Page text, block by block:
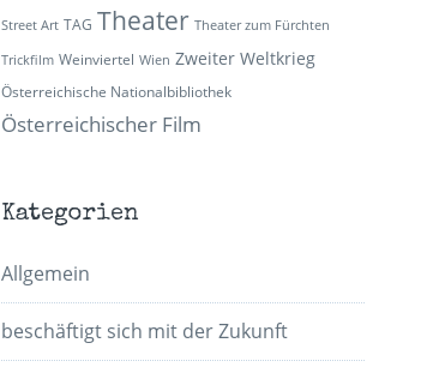
Street Art TAG Theater Theater zum Fürchten
Trickfilm Weinviertel Wien Zweiter Weltkrieg
Österreichische Nationalbibliothek
Österreichischer Film
Kategorien
Allgemein
beschäftigt sich mit der Zukunft